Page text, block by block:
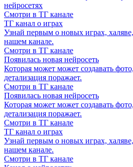
нейросетях
Смотри в ТГ канале
ТГ канал о играх
Узнай первым о новых играх,
нашем канале.
Смотри в ТГ канале
Появилась новая нейросеть
Которая может может создавать
детализация поражает.
Смотри в ТГ канале
Появилась новая нейросеть
Которая может может создавать
детализация поражает.
Смотри в ТГ канале
ТГ канал о играх
Узнай первым о новых играх,
нашем канале.
Смотри в ТГ канале